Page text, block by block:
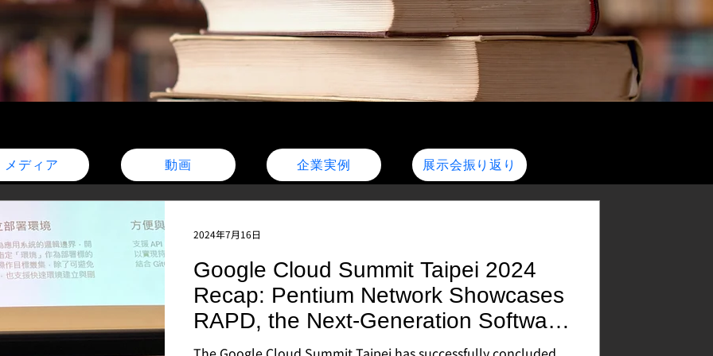
メディア 動画 企業実例 展示会振り返り
Google Cloud Summit Taipei 2024
Recap: Pentium Network Showcases
RAPD, the Next-Generation Software
Deployment Platform
2024年7月16日